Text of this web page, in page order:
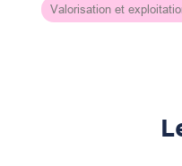
Valorisation et